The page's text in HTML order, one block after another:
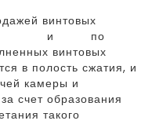
винтовых
и
по
винтовых
в полость сжатия, и
камеры и
счет образования
такого